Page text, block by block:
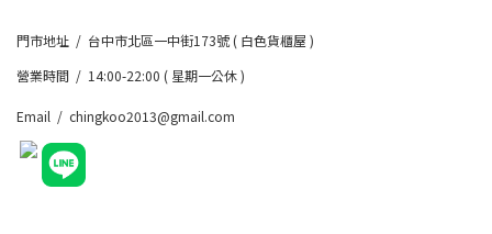
門市地址 / 台中市北區一中街173號 ( 白色貨櫃屋 )
營業時間 / 14:00-22:00 ( 星期一公休 )
Email / chingkoo2013@gmail.com